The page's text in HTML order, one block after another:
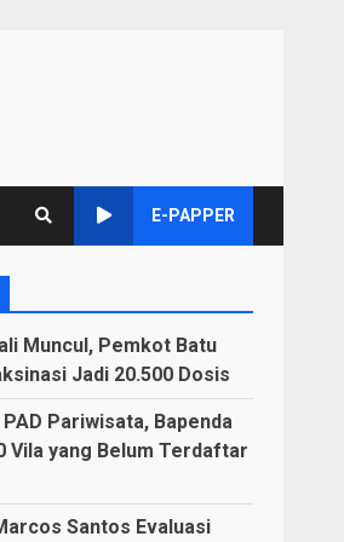
E-PAPPER
Muncul, Pemkot Batu
Jadi 20.500 Dosis
Pariwisata, Bapenda
Vila yang Belum Terdaftar
Santos Evaluasi